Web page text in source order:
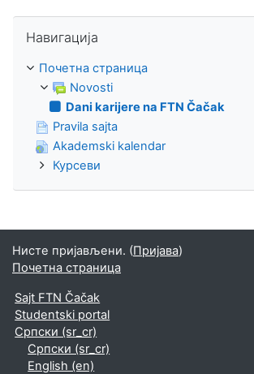
Навигација
Почетна страница
Novosti
Dani karijere na FTN Čačak
Pravila sajta
Akademski kalendar
Курсеви
Нисте пријављени. (Пријава)
Почетна страница
Sajt FTN Čačak
Studentski portal
Српски ‎(sr_cr)‎
Српски ‎(sr_cr)‎
English ‎(en)‎